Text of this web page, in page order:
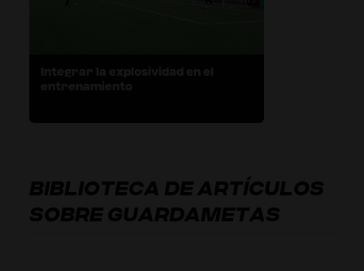
BIBLIOTECA DE ARTÍCULOS
SOBRE GUARDAMETAS